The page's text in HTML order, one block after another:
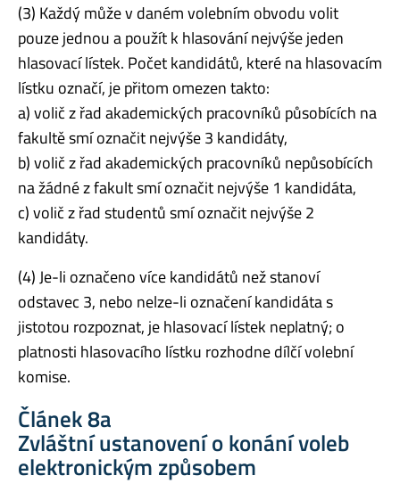
(3) Každý může v daném volebním obvodu volit
pouze jednou a použít k hlasování nejvýše jeden
hlasovací lístek. Počet kandidátů, které na hlasovacím
lístku označí, je přitom omezen takto:
a) volič z řad akademických pracovníků působících na
fakultě smí označit nejvýše 3 kandidáty,
b) volič z řad akademických pracovníků nepůsobících
na žádné z fakult smí označit nejvýše 1 kandidáta,
c) volič z řad studentů smí označit nejvýše 2
kandidáty.
(4) Je-li označeno více kandidátů než stanoví
odstavec 3, nebo nelze-li označení kandidáta s
jistotou rozpoznat, je hlasovací lístek neplatný; o
platnosti hlasovacího lístku rozhodne dílčí volební
komise.
Článek 8a
Zvláštní ustanovení o konání voleb
elektronickým způsobem